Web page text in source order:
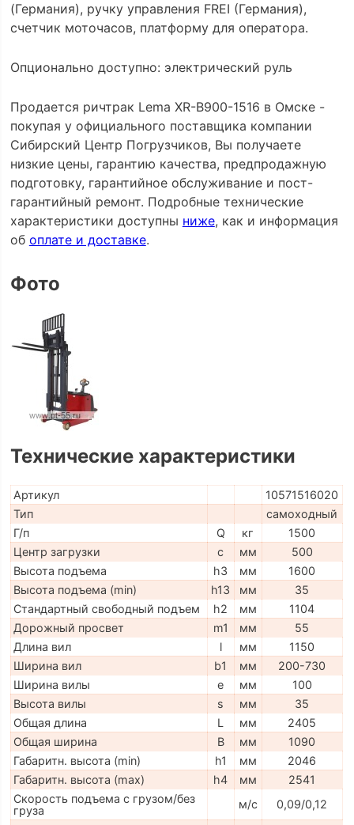
(Германия), ручку управления FREI (Германия),
счетчик моточасов, платформу для оператора.
Опционально доступно: электрический руль
Продается ричтрак Lema XR-B900-1516 в Омске -
покупая у официального поставщика компании
Сибирский Центр Погрузчиков, Вы получаете
низкие цены, гарантию качества, предпродажную
подготовку, гарантийное обслуживание и пост-
гарантийный ремонт. Подробные технические
характеристики доступны ниже, как и информация
об оплате и доставке.
Фото
Технические характеристики
Артикул
10571516020
Тип
самоходный
Г/п
Q кг
1500
Центр загрузки
c мм
500
Высота подъема
h3 мм
1600
Высота подъема (min)
h13 мм
35
Стандартный свободный подъем
h2 мм
1104
Дорожный просвет
m1 мм
55
Длина вил
l мм
1150
Ширина вил
b1 мм
200-730
Ширина вилы
e мм
100
Высота вилы
s мм
35
Общая длина
L мм
2405
Общая ширина
B мм
1090
Габаритн. высота (min)
h1 мм
2046
Габаритн. высота (max)
h4 мм
2541
Скорость подъема с грузом/без
груза
м/с
0,09/0,12